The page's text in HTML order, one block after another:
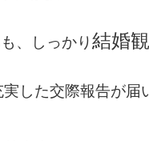
、しっかり結婚
実した交際報告